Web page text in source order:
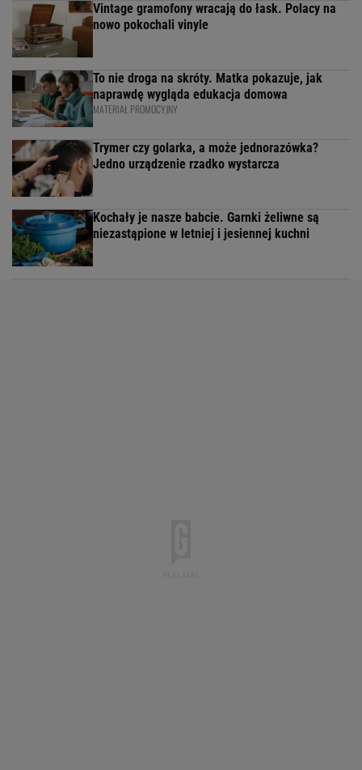
Vintage gramofony wracają do łask. Polacy na
nowo pokochali vinyle
To nie droga na skróty. Matka pokazuje, jak
naprawdę wygląda edukacja domowa
MATERIAŁ PROMOCYJNY
Trymer czy golarka, a może jednorazówka?
Jedno urządzenie rzadko wystarcza
Kochały je nasze babcie. Garnki żeliwne są
niezastąpione w letniej i jesiennej kuchni